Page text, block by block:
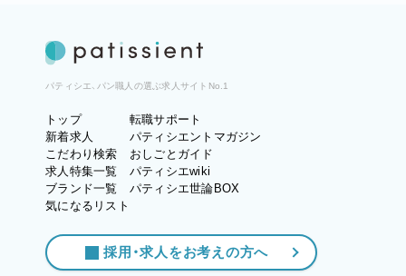
パティシエ、パン職人の選ぶ求人サイトNo.1
トップ
新着求人
こだわり検索
求人特集一覧
ブランド一覧
気になるリスト
転職サポート
パティシエントマガジン
おしごとガイド
パティシエwiki
パティシエ世論BOX
採用・求人をお考えの方へ